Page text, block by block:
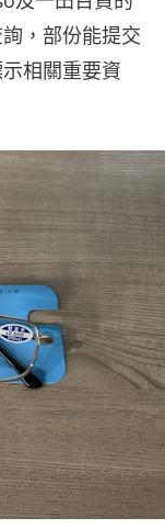
，部份能提交
相關重要資